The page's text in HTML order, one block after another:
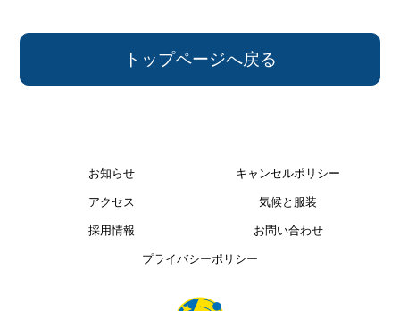
トップページへ戻る
お知らせ キャンセルポリシー
アクセス 気候と服装
採用情報 お問い合わせ
プライバシーポリシー